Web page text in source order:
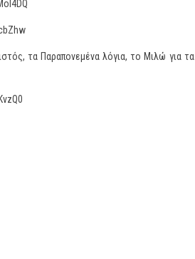
τα Παραπονεμένα λόγια, το Μιλώ για τα